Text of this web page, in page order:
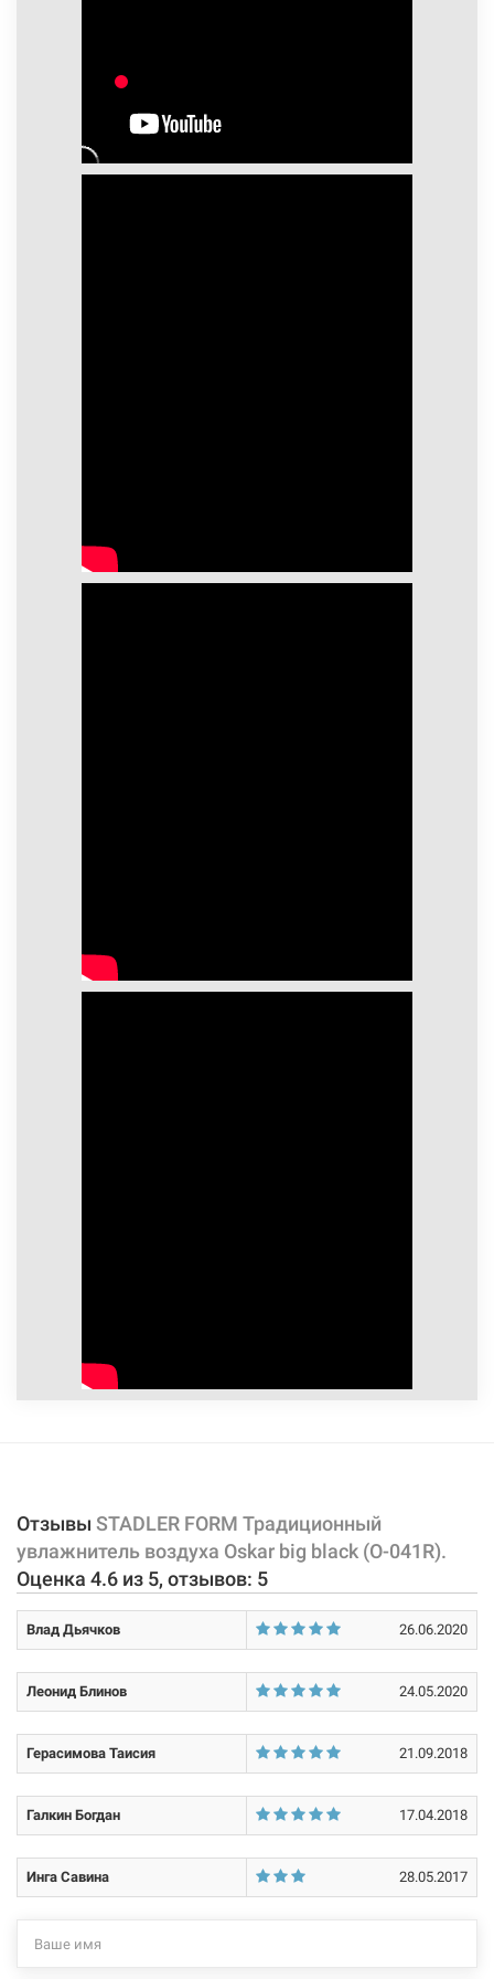
Отзывы STADLER FORM Традиционный
увлажнитель воздуха Oskar big black (O-041R).
Оценка 4.6 из 5, отзывов: 5
Влад Дьячков 26.06.2020
Леонид Блинов 24.05.2020
Герасимова Таисия 21.09.2018
Галкин Богдан 17.04.2018
Инга Савина 28.05.2017